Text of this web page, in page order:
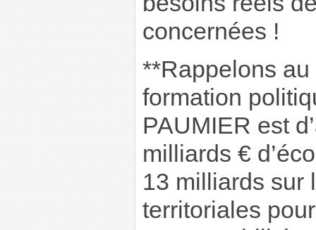
concernées !
**Rappelons
formation
PAUMIER est
milliards €
13 milliards sur
territoriales